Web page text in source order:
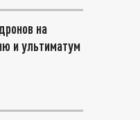
на
и ультиматум